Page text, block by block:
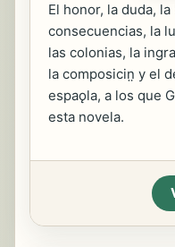
El honor, la duda,
consecuencias, la
las colonias, la
la composicin̤ y el
espaǫla, a los que
esta novela.